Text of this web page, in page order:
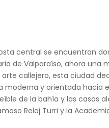
central se encuentran
de Valparaíso, ahora una
callejero, esta ciudad
moderna y orientada hacia
de la bahía y las casas
Reloj Turri y la